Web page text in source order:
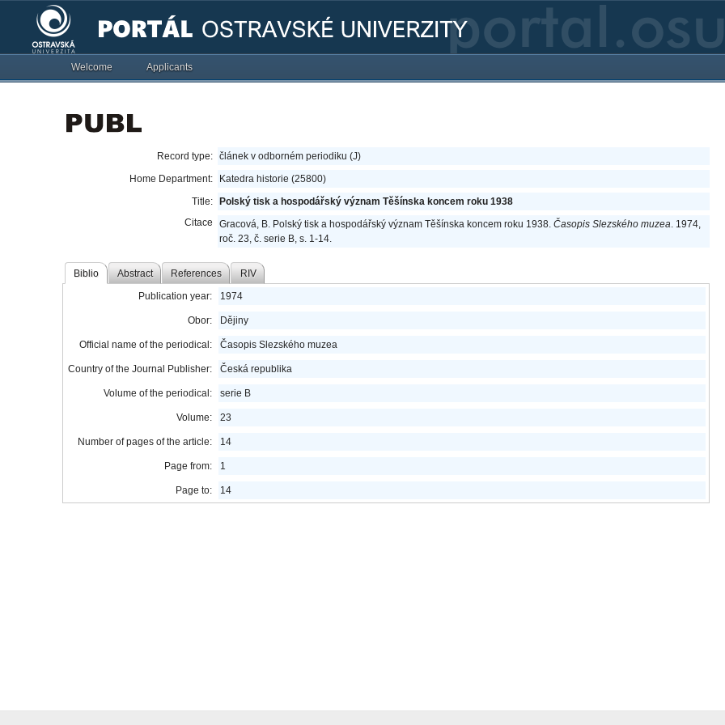
Welcome Applicants
Record type: článek v odborném periodiku (J)
Home Department:
Katedra historie (25800)
Title:
Polský tisk a hospodářský význam Těšínska koncem roku 1938
Citace
Gracová, B. Polský tisk a hospodářský význam Těšínska koncem roku 1938.Časopis Slezského muzea. 1974,
roč. 23, č. serie B, s. 1-14.
Biblio Abstract References RIV
Publication year: 1974
Obor: Dějiny
Official name of the periodical: Časopis Slezského muzea
Country of the Journal Publisher: Česká republika
Volume of the periodical: serie B
Volume: 23
Number of pages of the article: 14
Page from: 1
Page to: 14